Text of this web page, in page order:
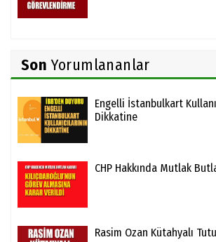
Son Yorumlananlar
Engelli İstanbulkart
Dikkatine
CHP Hakkında Mutlak
Rasim Ozan Kütahyalı